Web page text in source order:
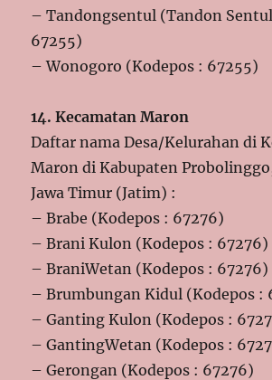
– Tandongsentul (Tandon
67255)
– Wonogoro (Kodepos : 67255)
14. Kecamatan Maron
Daftar nama Desa/Kelurahan di
Maron di Kabupaten
Jawa Timur (Jatim) :
– Brabe (Kodepos : 67276)
– Brani Kulon (Kodepos : 67276)
– BraniWetan (Kodepos : 67276)
– Brumbungan Kidul (Kodepos :
– Ganting Kulon (Kodepos :
– GantingWetan (Kodepos :
– Gerongan (Kodepos : 67276)